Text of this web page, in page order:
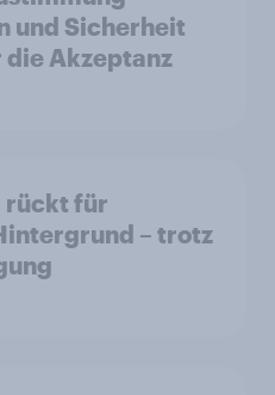
und Sicherheit
Akzeptanz
rückt für
– trotz